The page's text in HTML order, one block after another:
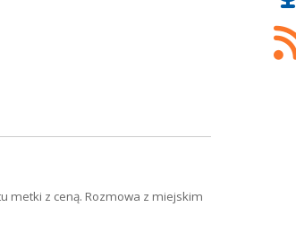
metki z ceną. Rozmowa z miejskim